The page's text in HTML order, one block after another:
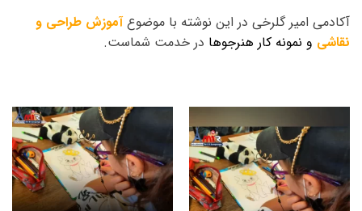
آکادمی امیر گلرخی در این نوشته با موضوعآموزش طراحی و
نقاشی و نمونه کار هنرجوها در خدمت شماست.